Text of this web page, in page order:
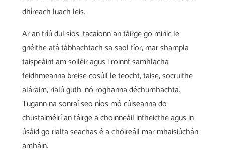
dhíreach luach leis.
Ar an tríú dul síos, tacaíonn an táirge go minic le
gnéithe atá tábhachtach sa saol fíor, mar shampla
taispeáint am soiléir agus i roinnt samhlacha
feidhmeanna breise cosúil le teocht, taise, socruithe
aláraim, rialú guth, nó roghanna déchumhachta.
Tugann na sonraí seo níos mó cúiseanna do
chustaiméirí an táirge a choinneáil infheicthe agus in
úsáid go rialta seachas é a chóireáil mar mhaisiúchán
amháin.